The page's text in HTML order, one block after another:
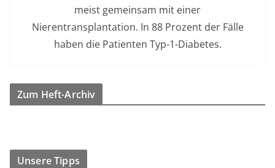
meist gemeinsam mit einer
Nierentransplantation. In 88 Prozent der Fälle
haben die Patienten Typ-1-Diabetes.
Zum Heft-Archiv
Unsere Tipps